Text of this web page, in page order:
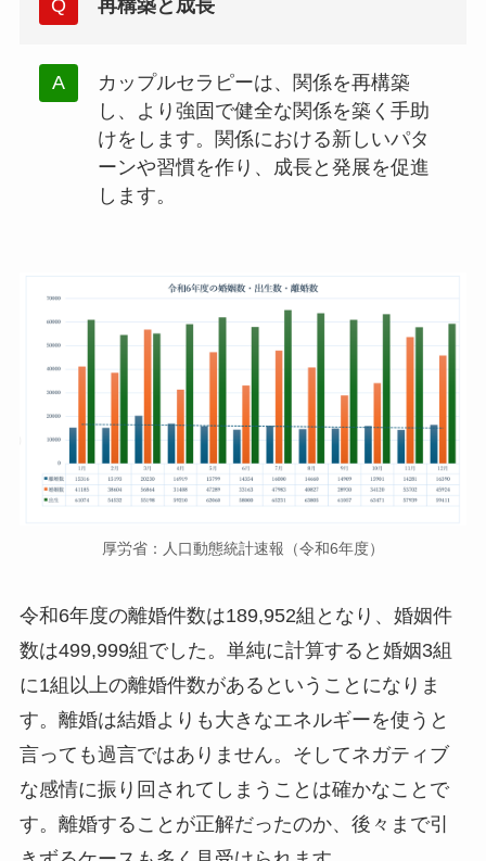
再構築と成長
カップルセラピーは、関係を再構築
し、より強固で健全な関係を築く手助
けをします。関係における新しいパタ
ーンや習慣を作り、成長と発展を促進
します。
厚労省：人口動態統計速報（令和6年度）
令和6年度の離婚件数は189,952組となり、婚姻件
数は499,999組でした。単純に計算すると婚姻3組
に1組以上の離婚件数があるということになりま
す。離婚は結婚よりも大きなエネルギーを使うと
言っても過言ではありません。そしてネガティブ
な感情に振り回されてしまうことは確かなことで
す。離婚することが正解だったのか、後々まで引